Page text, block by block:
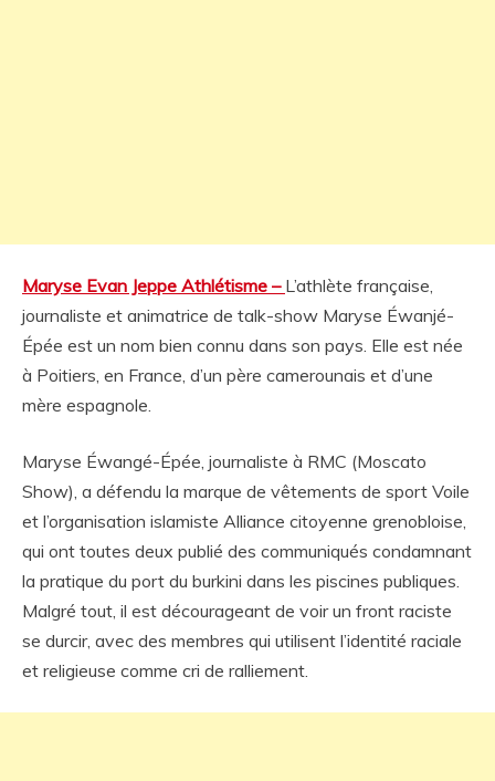
Maryse Evan Jeppe Athlétisme – L’athlète française,
journaliste et animatrice de talk-show Maryse Éwanjé-
Épée est un nom bien connu dans son pays. Elle est née
à Poitiers, en France, d’un père camerounais et d’une
mère espagnole.
Maryse Éwangé-Épée, journaliste à RMC (Moscato
Show), a défendu la marque de vêtements de sport Voile
et l’organisation islamiste Alliance citoyenne grenobloise,
qui ont toutes deux publié des communiqués condamnant
la pratique du port du burkini dans les piscines publiques.
Malgré tout, il est décourageant de voir un front raciste
se durcir, avec des membres qui utilisent l’identité raciale
et religieuse comme cri de ralliement.